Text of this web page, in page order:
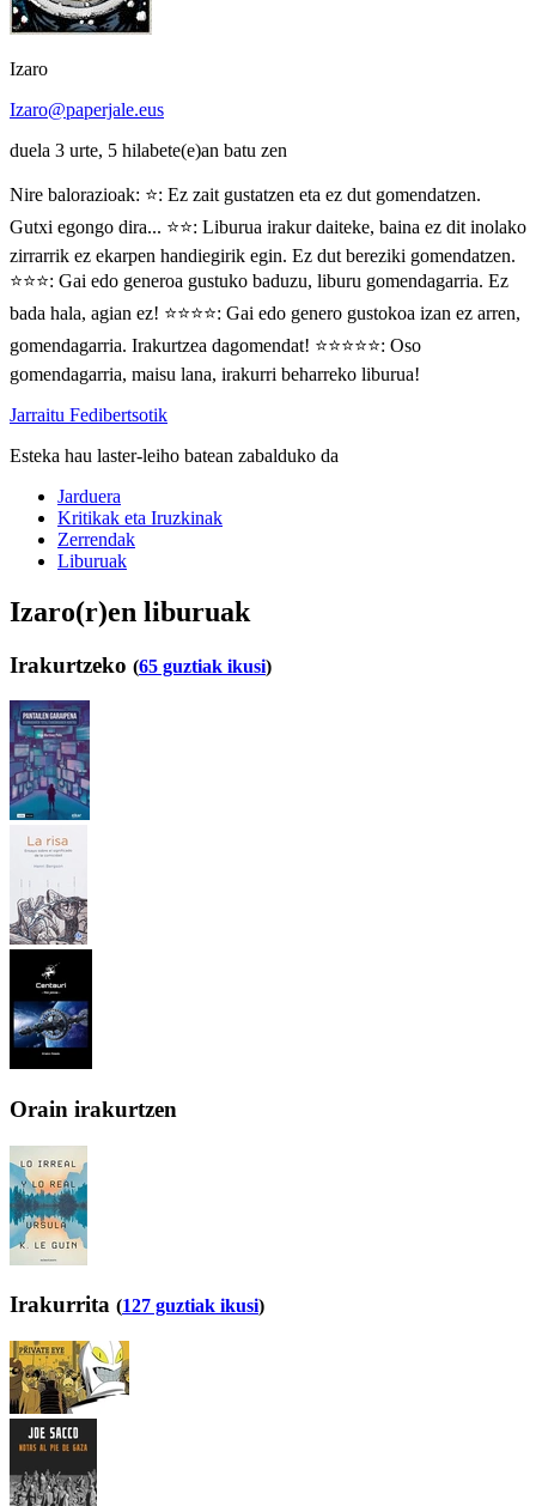
Izaro
Izaro@paperjale.eus
duela 3 urte, 5 hilabete(e)an batu zen
Nire balorazioak: ⭐️: Ez zait gustatzen eta ez dut gomendatzen.
Gutxi egongo dira... ⭐️⭐️: Liburua irakur daiteke, baina ez dit inolako
zirrarrik ez ekarpen handiegirik egin. Ez dut bereziki gomendatzen.
⭐️⭐️⭐️: Gai edo generoa gustuko baduzu, liburu gomendagarria. Ez
bada hala, agian ez! ⭐️⭐️⭐️⭐️: Gai edo genero gustokoa izan ez arren,
gomendagarria. Irakurtzea dagomendat! ⭐️⭐️⭐️⭐️⭐️: Oso
gomendagarria, maisu lana, irakurri beharreko liburua!
Jarraitu Fedibertsotik
Esteka hau laster-leiho batean zabalduko da
Jarduera
Kritikak eta Iruzkinak
Zerrendak
Liburuak
Izaro(r)en liburuak
Irakurtzeko (65 guztiak ikusi)
Orain irakurtzen
Irakurrita (127 guztiak ikusi)